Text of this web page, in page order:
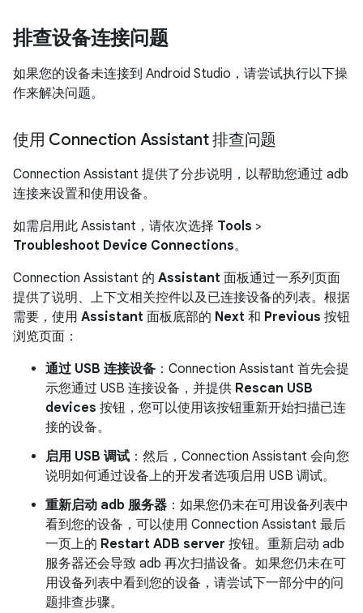
排查设备连接问题
如果您的设备未连接到 Android Studio，请尝试执行以下操
作来解决问题。
使用 Connection Assistant 排查问题
Connection Assistant 提供了分步说明，以帮助您通过 adb
连接来设置和使用设备。
如需启用此 Assistant，请依次选择 Tools >
Troubleshoot Device Connections。
Connection Assistant 的 Assistant 面板通过一系列页面
提供了说明、上下文相关控件以及已连接设备的列表。根据
需要，使用 Assistant 面板底部的 Next 和 Previous 按钮
浏览页面：
通过 USB 连接设备 ：Connection Assistant 首先会提
示您通过 USB 连接设备，并提供 Rescan USB
devices 按钮，您可以使用该按钮重新开始扫描已连
接的设备。
启用 USB 调试 ：然后，Connection Assistant 会向您
说明如何通过设备上的开发者选项启用 USB 调试。
重新启动 adb 服务器 ：如果您仍未在可用设备列表中
看到您的设备，可以使用 Connection Assistant 最后
一页上的 Restart ADB server 按钮。重新启动 adb
服务器还会导致 adb 再次扫描设备。如果您仍未在可
用设备列表中看到您的设备，请尝试下一部分中的问
题排查步骤。